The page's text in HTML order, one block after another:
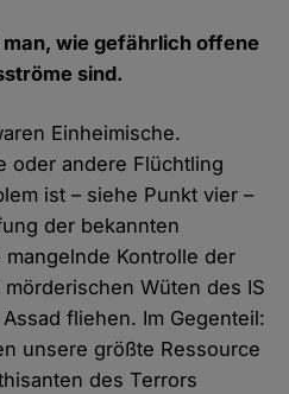
wie gefährlich offene
sind.
Einheimische.
oder andere Flüchtling
ist – siehe Punkt vier –
der bekannten
Kontrolle der
Wüten des IS
fliehen. Im Gegenteil:
unsere größte Ressource
des Terrors